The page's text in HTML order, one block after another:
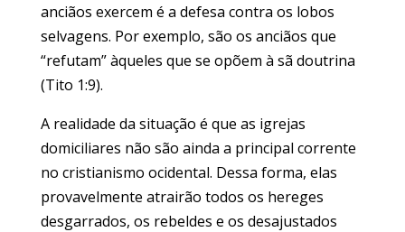
anciãos exercem é a defesa contra os lobos
selvagens. Por exemplo, são os anciãos que
“refutam” àqueles que se opõem à sã doutrina
(Tito 1:9).
A realidade da situação é que as igrejas
domiciliares não são ainda a principal corrente
no cristianismo ocidental. Dessa forma, elas
provavelmente atrairão todos os hereges
desgarrados, os rebeldes e os desajustados